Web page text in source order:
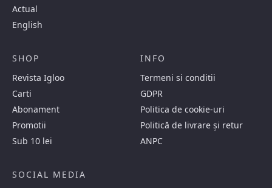
Actual
English
SHOP
Revista Igloo
Carti
Abonament
Promotii
Sub 10 lei
INFO
Termeni si conditii
GDPR
Politica de cookie-uri
Politică de livrare și retur
ANPC
SOCIAL MEDIA